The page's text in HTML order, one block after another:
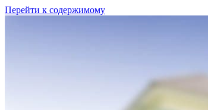
Перейти к содержимому